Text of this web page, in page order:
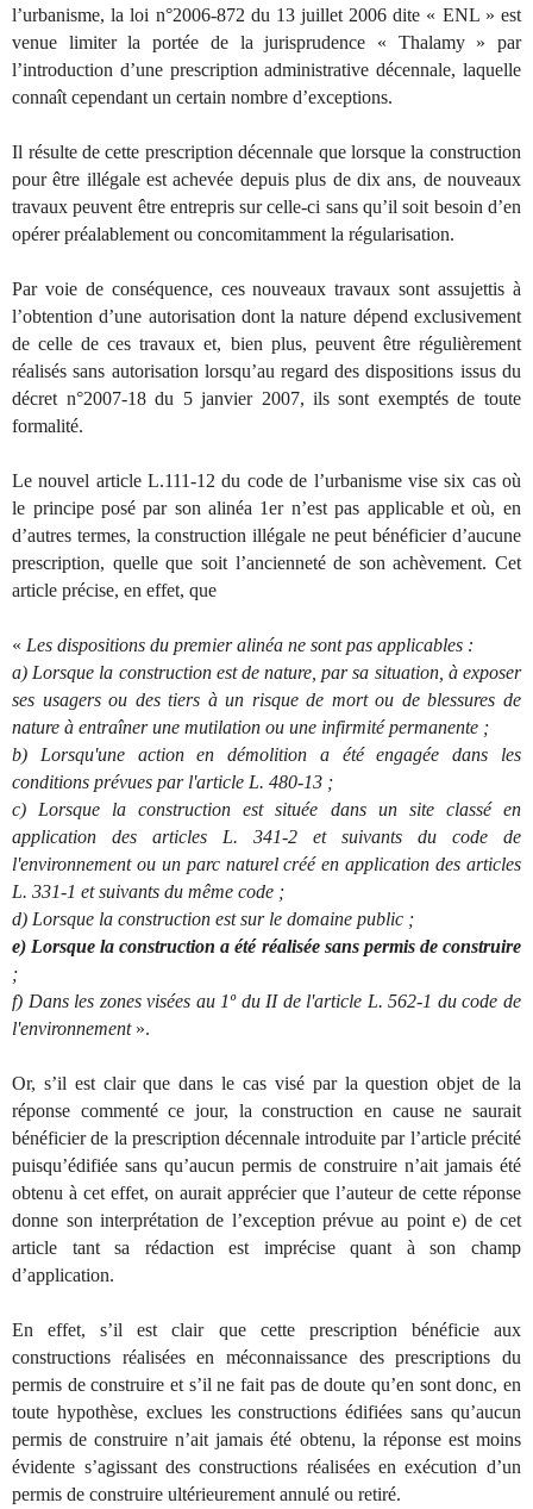
l’urbanisme, la loi n°2006-872 du 13 juillet 2006 dite « ENL » est
venue limiter la portée de la jurisprudence « Thalamy » par
l’introduction d’une prescription administrative décennale, laquelle
connaît cependant un certain nombre d’exceptions.
Il résulte de cette prescription décennale que lorsque la construction
pour être illégale est achevée depuis plus de dix ans, de nouveaux
travaux peuvent être entrepris sur celle-ci sans qu’il soit besoin d’en
opérer préalablement ou concomitamment la régularisation.
Par voie de conséquence, ces nouveaux travaux sont assujettis à
l’obtention d’une autorisation dont la nature dépend exclusivement
de celle de ces travaux et, bien plus, peuvent être régulièrement
réalisés sans autorisation lorsqu’au regard des dispositions issus du
décret n°2007-18 du 5 janvier 2007, ils sont exemptés de toute
formalité.
Le nouvel article L.111-12 du code de l’urbanisme vise six cas où
le principe posé par son alinéa 1er n’est pas applicable et où, en
d’autres termes, la construction illégale ne peut bénéficier d’aucune
prescription, quelle que soit l’ancienneté de son achèvement. Cet
article précise, en effet, que
« Les dispositions du premier alinéa ne sont pas applicables :
a) Lorsque la construction est de nature, par sa situation, à exposer
ses usagers ou des tiers à un risque de mort ou de blessures de
nature à entraîner une mutilation ou une infirmité permanente ;
b) Lorsqu'une action en démolition a été engagée dans les
conditions prévues par l'article L. 480-13 ;
c) Lorsque la construction est située dans un site classé en
application des articles L. 341-2 et suivants du code de
l'environnement ou un parc naturel créé en application des articles
L. 331-1 et suivants du même code ;
d) Lorsque la construction est sur le domaine public ;
e) Lorsque la construction a été réalisée sans permis de construire
;
f) Dans les zones visées au 1º du II de l'article L. 562-1 du code de
l'environnement».
Or, s’il est clair que dans le cas visé par la question objet de la
réponse commenté ce jour, la construction en cause ne saurait
bénéficier de la prescription décennale introduite par l’article précité
puisqu’édifiée sans qu’aucun permis de construire n’ait jamais été
obtenu à cet effet, on aurait apprécier que l’auteur de cette réponse
donne son interprétation de l’exception prévue au point e) de cet
article tant sa rédaction est imprécise quant à son champ
d’application.
En effet, s’il est clair que cette prescription bénéficie aux
constructions réalisées en méconnaissance des prescriptions du
permis de construire et s’il ne fait pas de doute qu’en sont donc, en
toute hypothèse, exclues les constructions édifiées sans qu’aucun
permis de construire n’ait jamais été obtenu, la réponse est moins
évidente s’agissant des constructions réalisées en exécution d’un
permis de construire ultérieurement annulé ou retiré.